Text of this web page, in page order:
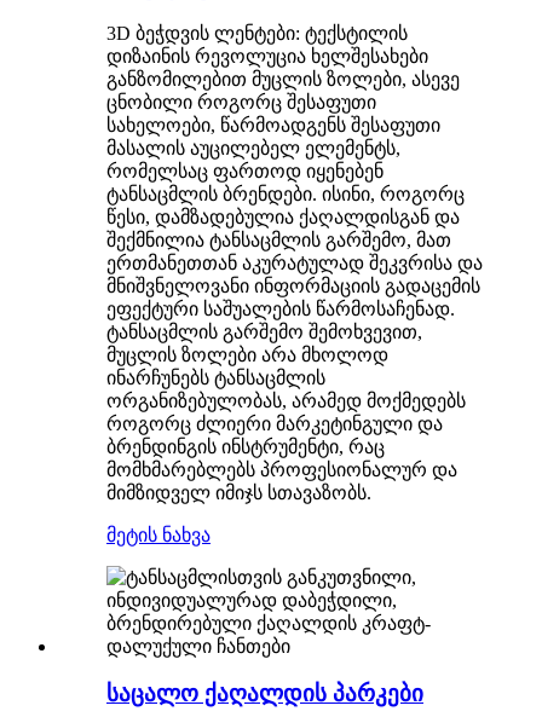
3D ბეჭდვის ლენტები: ტექსტილის
დიზაინის რევოლუცია ხელშესახები
განზომილებით მუცლის ზოლები, ასევე
ცნობილი როგორც შესაფუთი
სახელოები, წარმოადგენს შესაფუთი
მასალის აუცილებელ ელემენტს,
რომელსაც ფართოდ იყენებენ
ტანსაცმლის ბრენდები. ისინი, როგორც
წესი, დამზადებულია ქაღალდისგან და
შექმნილია ტანსაცმლის გარშემო, მათ
ერთმანეთთან აკურატულად შეკვრისა და
მნიშვნელოვანი ინფორმაციის გადაცემის
ეფექტური საშუალების წარმოსაჩენად.
ტანსაცმლის გარშემო შემოხვევით,
მუცლის ზოლები არა მხოლოდ
ინარჩუნებს ტანსაცმლის
ორგანიზებულობას, არამედ მოქმედებს
როგორც ძლიერი მარკეტინგული და
ბრენდინგის ინსტრუმენტი, რაც
მომხმარებლებს პროფესიონალურ და
მიმზიდველ იმიჯს სთავაზობს.
მეტის ნახვა
საცალო ქაღალდის პარკები